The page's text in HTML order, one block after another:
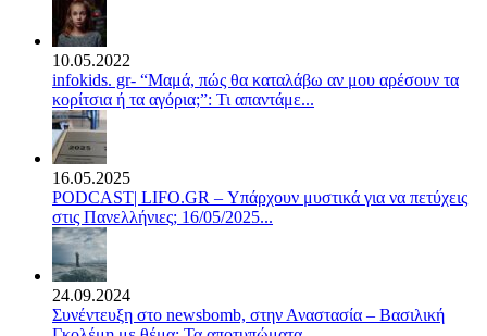
10.05.2022
infokids. gr- “Μαμά, πώς θα καταλάβω αν μου αρέσουν τα
κορίτσια ή τα αγόρια;”: Τι απαντάμε...
16.05.2025
PODCAST| LIFO.GR – Υπάρχουν μυστικά για να πετύχεις
στις Πανελλήνιες; 16/05/2025...
24.09.2024
Συνέντευξη στο newsbomb, στην Αναστασία – Βασιλική